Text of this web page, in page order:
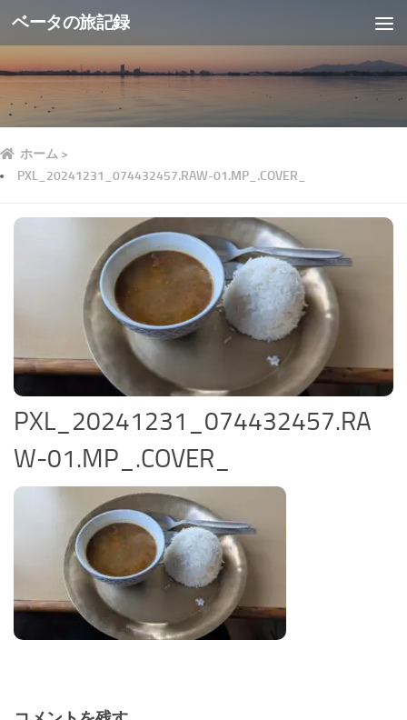
ベータの旅記録
ホーム >
PXL_20241231_074432457.RAW-01.MP_.COVER_
PXL_20241231_074432457.RA
W-01.MP_.COVER_